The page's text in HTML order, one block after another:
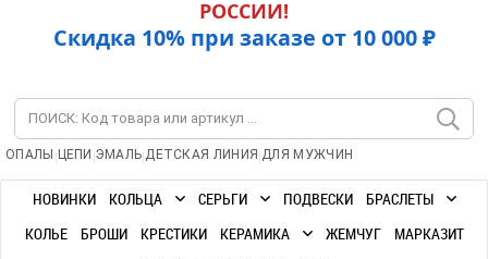
РОССИИ!
Скидка 10% при заказе от 10 000 ₽
ОПАЛЫ | ЦЕПИ |ЭМАЛЬ|ДЕТСКАЯ ЛИНИЯ |ДЛЯ МУЖЧИН
НОВИНКИ КОЛЬЦА СЕРЬГИ ПОДВЕСКИ
БРАСЛЕТЫ
КОЛЬЕ
БРОШИ КРЕСТИКИ КЕРАМИКА ЖЕМЧУГ
МАРКАЗИТ